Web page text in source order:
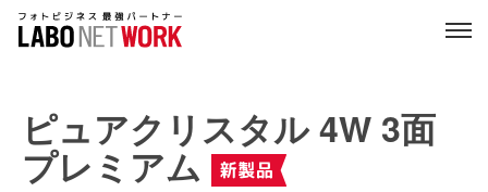
ピュアクリスタル 4W 3面
プレミアム